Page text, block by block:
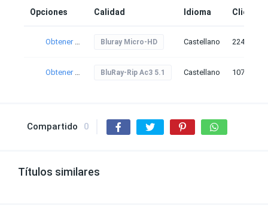
Opciones Calidad Idioma Clicks
Obtener torrent Bluray Micro-HD Castellano 224
Obtener torrent BluRay-Rip Ac3 5.1 Castellano 107
Compartido 0
Títulos similares